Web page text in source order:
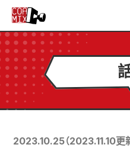
2023.10.25（2023.11.10更